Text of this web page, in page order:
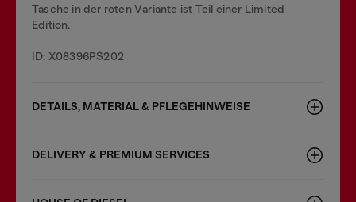
Tasche in der roten Variante ist Teil einer Limited
Edition.
ID: X08396PS202
DETAILS, MATERIAL & PFLEGEHINWEISE
DELIVERY & PREMIUM SERVICES